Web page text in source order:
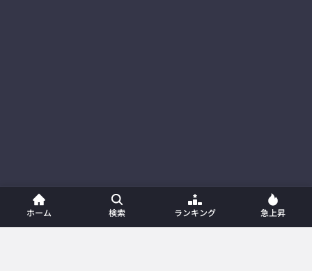
ホーム 検索 ランキング 急上昇